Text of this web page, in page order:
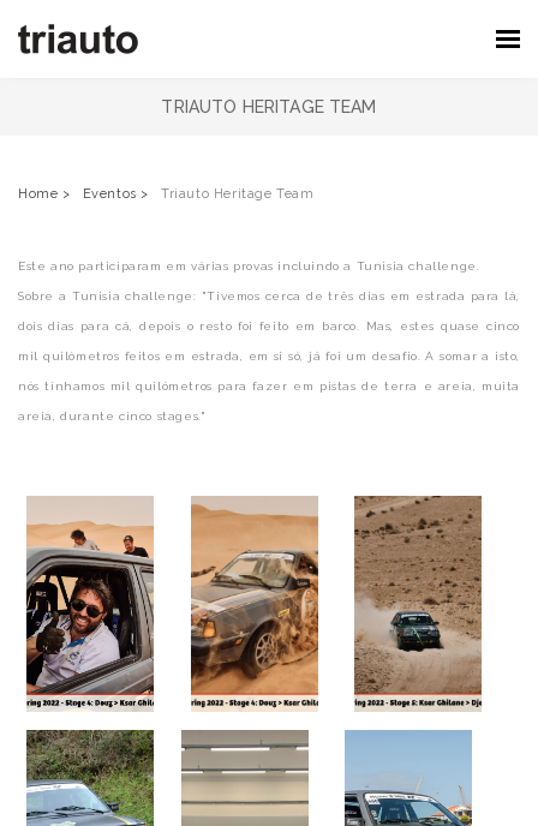
TRIAUTO HERITAGE TEAM
Home > Eventos > Triauto Heritage Team
Este ano participaram em várias provas incluindo a Tunisia challenge.
Sobre a Tunisia challenge: "Tivemos cerca de três dias em estrada para lá,
dois dias para cá, depois o resto foi feito em barco. Mas, estes quase cinco
mil quilómetros feitos em estrada, em si só, já foi um desafio. A somar a isto,
nós tínhamos mil quilómetros para fazer em pistas de terra e areia, muita
areia, durante cinco stages."